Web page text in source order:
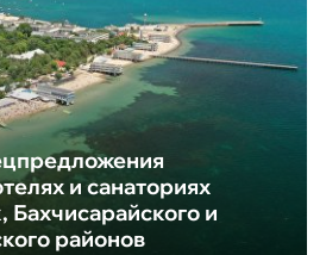
и санаториях
Бахчисарайского и
районов